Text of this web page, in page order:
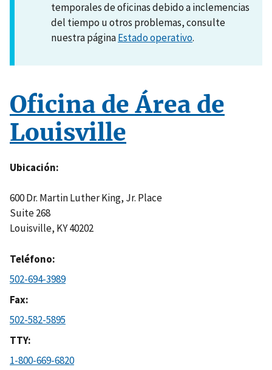
temporales de oficinas debido a inclemencias
del tiempo u otros problemas, consulte
nuestra páginaEstado operativo.
Oficina de Área de
Louisville
Ubicación
600 Dr. Martin Luther King, Jr. Place
Suite 268
Louisville, KY40202
Teléfono
502-694-3989
Fax
502-582-5895
TTY
1-800-669-6820